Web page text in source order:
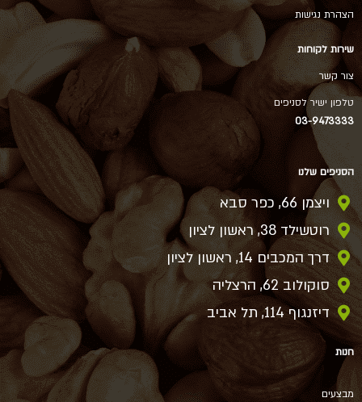
הצהרת נגישות
שירות לקוחות
צור קשר
טלפון ישיר לסניפים
03-9473333
הסניפים שלנו
ויצמן 66, כפר סבא
רוטשילד 38, ראשון לציון
דרך המכבים 14, ראשון לציון
סוקולוב 62, הרצליה
דיזנגוף 114, תל אביב
חנות
מבצעים